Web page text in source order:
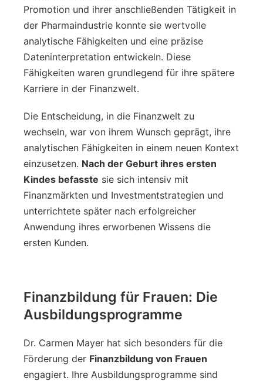
Promotion und ihrer anschließenden Tätigkeit in
der Pharmaindustrie konnte sie wertvolle
analytische Fähigkeiten und eine präzise
Dateninterpretation entwickeln. Diese
Fähigkeiten waren grundlegend für ihre spätere
Karriere in der Finanzwelt.
Die Entscheidung, in die Finanzwelt zu
wechseln, war von ihrem Wunsch geprägt, ihre
analytischen Fähigkeiten in einem neuen Kontext
einzusetzen. Nach der Geburt ihres ersten
Kindes befasste sie sich intensiv mit
Finanzmärkten und Investmentstrategien und
unterrichtete später nach erfolgreicher
Anwendung ihres erworbenen Wissens die
ersten Kunden.
Finanzbildung für Frauen: Die
Ausbildungsprogramme
Dr. Carmen Mayer hat sich besonders für die
Förderung der Finanzbildung von Frauen
engagiert. Ihre Ausbildungsprogramme sind